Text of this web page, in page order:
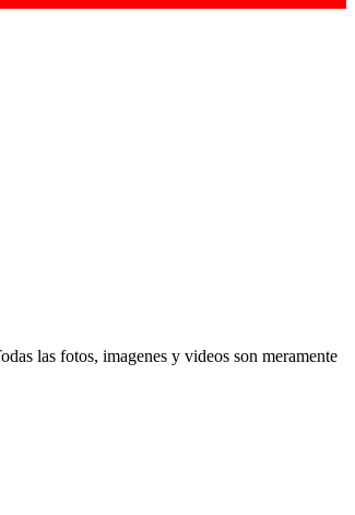
las fotos, imagenes y videos son meramente